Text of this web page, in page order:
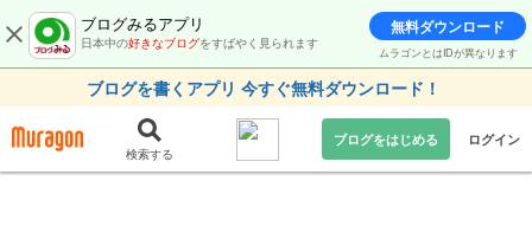
ブログみるアプリ
日本中の好きなブログをすばやく見られます
無料ダウンロード
ムラゴンとはIDが異なります
ブログを書くアプリ 今すぐ無料ダウンロード！
検索する
ブログをはじめる ログイン